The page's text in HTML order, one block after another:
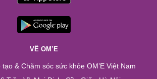
VỀ OM’E
& Chăm sóc sức khỏe OM’E Việt Nam